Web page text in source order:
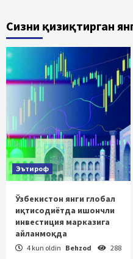
Сизни қизиқтирган
Эътироф
Ўзбекистон янги глобал
иқтисодиётда ишончли
инвестиция марказига
айланмоқда
4 kun oldin Behzod 288